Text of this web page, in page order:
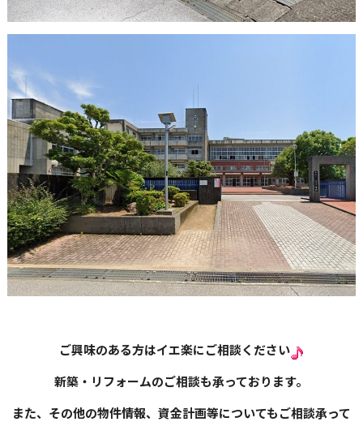
ご興味のある方はイエ楽にご相談ください
新築・リフォームのご相談も承っております。
また、その他の物件情報、資金計画等についてもご相談承って